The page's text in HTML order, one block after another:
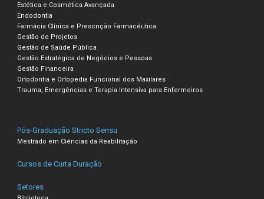
Estética e Cosmética Avançada
Endodontia
Farmácia Clínica e Prescrição Farmacêutica
Gestão de Projetos
Gestão de Saúde Pública
Gestão Estratégica de Negócios e Pessoas
Gestão Financeira
Ortodontia e Ortopedia Funcional dos Maxilares
Trauma, Emergências e Terapia Intensiva para Enfermeiros
Pós-Graduação Stricto Sensu
Mestrado em Ciências da Reabilitação
Cursos de Curta Duração
Setores